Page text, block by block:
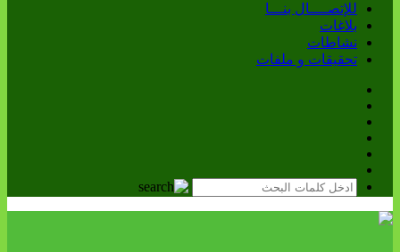
للإتصــــال بنـــا
بلاغات
نشاطات
تحقيقات و ملفات